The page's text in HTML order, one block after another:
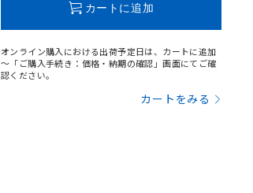
カートに追加
オンライン購入における出荷予定日は、カートに追加
～「ご購入手続き：価格・納期の確認」画面にてご確
認ください。
カートをみる